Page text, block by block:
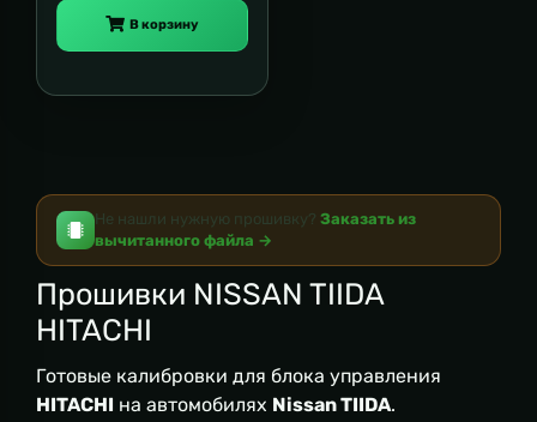
В корзину
Не нашли нужную прошивку? Заказать из
вычитанного файла →
Прошивки NISSAN TIIDA
HITACHI
Готовые калибровки для блока управления
HITACHI на автомобилях Nissan TIIDA.